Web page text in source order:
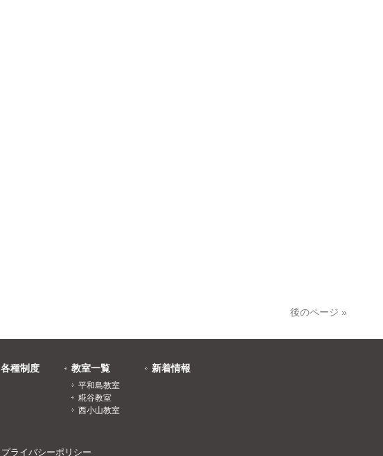
後のページ »
各種制度 教室一覧
平和島教室
糀谷教室
西小山教室
新着情報
プライバシーポリシー